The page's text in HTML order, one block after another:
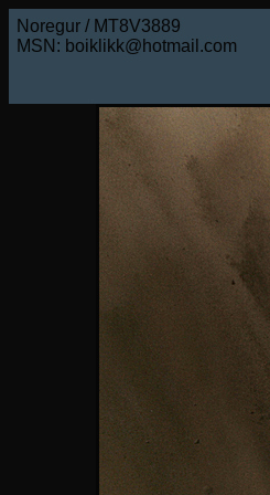
Noregur / MT8V3889
MSN: boiklikk@hotmail.com